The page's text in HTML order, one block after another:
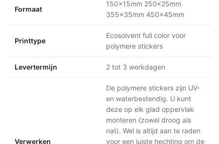
Formaat
150x15mm 250x25mm
355x35mm 450x45mm
Printtype
Ecosolvent full color voor
polymere stickers
Levertermijn 2 tot 3 werkdagen
Verwerken
De polymere stickers zijn UV-
en waterbestendig. U kunt
deze op elk glad oppervlak
monteren (zowel droog als
nat). Wel is altijd aan te raden
voor een juiste hechting om de